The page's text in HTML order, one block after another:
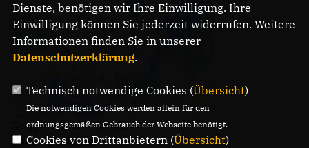
Gregor-Mendel-Straße 3
14469 Potsdam
Dienste, benötigen wir Ihre Einwilligung. Ihre
Einwilligung können Sie jederzeit widerrufen. Weitere
Informationen finden Sie in unserer
Datenschutzerklärung.
Technisch notwendige Cookies (Übersicht)
Die notwendigen Cookies werden allein für den
ordnungsgemäßen Gebrauch der Webseite benötigt.
Cookies von Drittanbietern (Übersicht)